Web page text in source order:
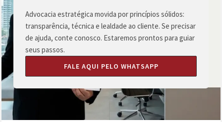
Advocacia estratégica movida por princípios sólidos:
transparência, técnica e lealdade ao cliente. Se precisar
de ajuda, conte conosco. Estaremos prontos para guiar
seus passos.
FALE AQUI PELO WHATSAPP